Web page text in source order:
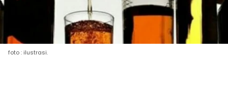
foto : ilustrasi.